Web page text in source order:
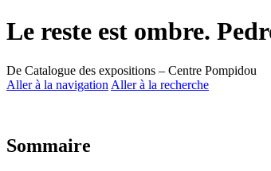
Le reste est ombre.
De Catalogue des expositions – Centre Pompidou
Aller à la navigation Aller à la recherche
Sommaire